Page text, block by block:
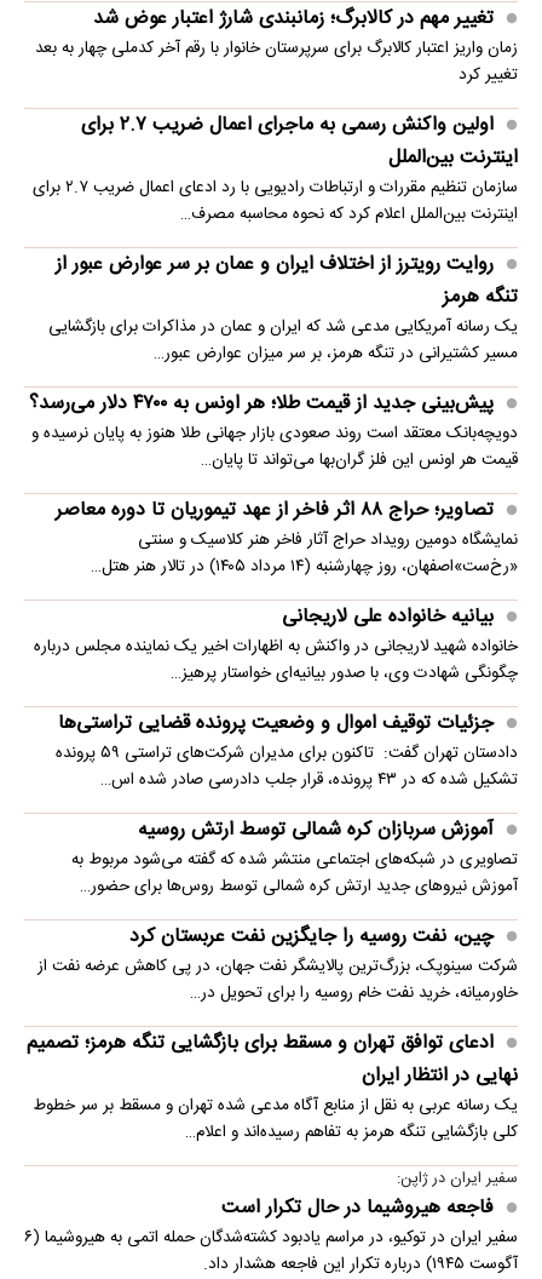
تغییر مهم در کالابرگ؛ زمانبندی‌ شارژ اعتبار عوض شد
زمان واریز اعتبار کالابرگ برای سرپرستان خانوار با رقم آخر کدملی چهار به بعد
تغییر کرد
اولین واکنش رسمی به ماجرای اعمال ضریب ۲.۷ برای
اینترنت بین‌الملل
سازمان تنظیم مقررات و ارتباطات رادیویی با رد ادعای اعمال ضریب ۲.۷ برای
اینترنت بین‌الملل اعلام کرد که نحوه محاسبه مصرف…
روایت رویترز از اختلاف ایران و عمان بر سر عوارض عبور از
تنگه هرمز
یک رسانه آمریکایی مدعی شد که ایران و عمان در مذاکرات برای بازگشایی
مسیر کشتیرانی در تنگه هرمز، بر سر میزان عوارض عبور…
پیش‌بینی جدید از قیمت طلا؛ هر اونس به ۴۷۰۰ دلار می‌رسد؟
دویچه‌بانک معتقد است روند صعودی بازار جهانی طلا هنوز به پایان نرسیده و
قیمت هر اونس این فلز گران‌بها می‌تواند تا پایان…
تصاویر؛ حراج ۸۸ اثر فاخر از عهد تیموریان تا دوره معاصر
نمایشگاه دومین رویداد حراج آثار فاخر هنر کلاسیک و سنتی
«رخ‌ست»اصفهان، روز چهارشنبه (۱۴ مرداد ۱۴۰۵) در تالار هنر هتل…
بیانیه خانواده علی لاریجانی
خانواده شهید لاریجانی در واکنش به اظهارات اخیر یک نماینده مجلس درباره
چگونگی شهادت وی، با صدور بیانیه‌ای خواستار پرهیز…
جزئیات توقیف اموال و وضعیت پرونده قضایی تراستی‌ها
دادستان تهران گفت: تاکنون برای مدیران شرکت‌های تراستی ۵۹ پرونده
تشکیل شده که در ۴۳ پرونده، قرار جلب دادرسی صادر شده اس…
آموزش سربازان کره شمالی توسط ارتش روسیه
تصاویری در شبکه‌های اجتماعی منتشر شده که گفته می‌شود مربوط به
آموزش نیروهای جدید ارتش کره شمالی توسط روس‌ها برای حضور…
چین، نفت روسیه را جایگزین نفت عربستان کرد
شرکت سینوپک، بزرگ‌ترین پالایشگر نفت جهان، در پی کاهش عرضه نفت از
خاورمیانه، خرید نفت خام روسیه را برای تحویل در…
ادعای توافق تهران و مسقط برای بازگشایی تنگه هرمز؛ تصمیم
نهایی در انتظار ایران
یک رسانه عربی به نقل از منابع آگاه مدعی شده تهران و مسقط بر سر خطوط
کلی بازگشایی تنگه هرمز به تفاهم رسیده‌اند و اعلام…
سفیر ایران در ژاپن:
فاجعه هیروشیما در حال تکرار است
سفیر ایران در توکیو، در مراسم یادبود کشته‌شدگان حمله اتمی به هیروشیما (۶
آگوست ۱۹۴۵) درباره تکرار این فاجعه هشدار داد.